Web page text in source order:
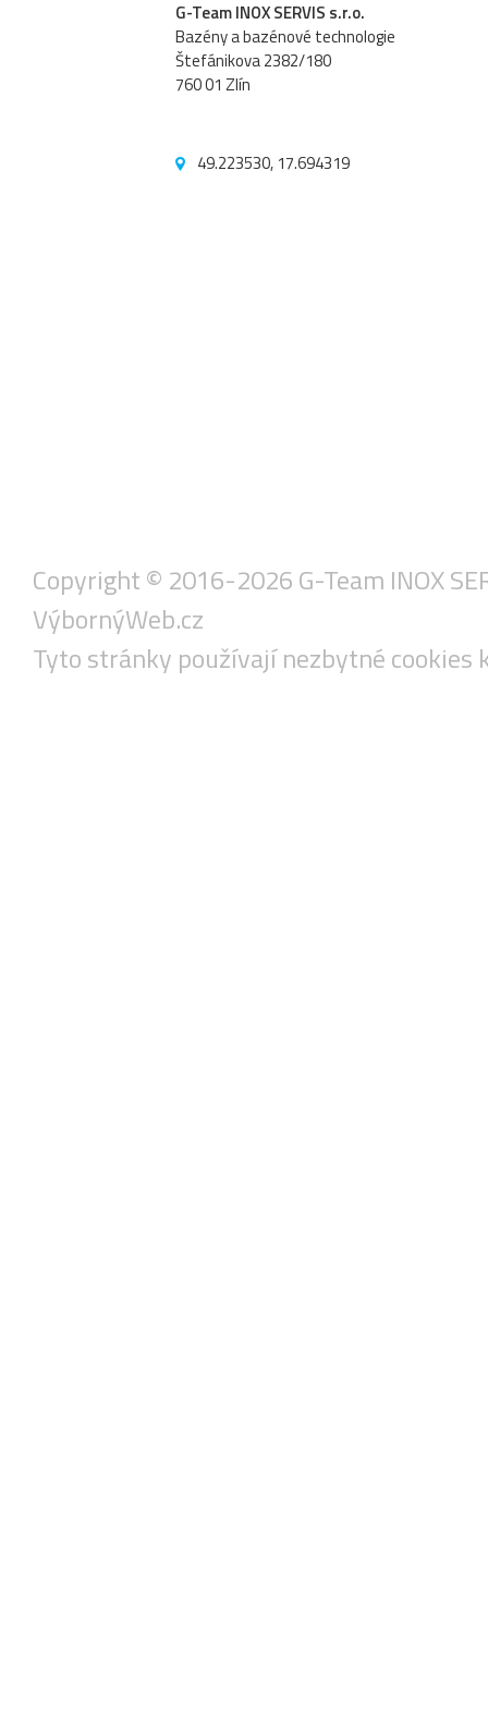
G-Team INOX SERVIS s.r.o.
Bazény a bazénové technologie
Štefánikova 2382/180
760 01 Zlín
49.223530, 17.694319
Copyright © 2016-2026 G-Team INOX
VýbornýWeb.cz
Tyto stránky používají nezbytné cookies